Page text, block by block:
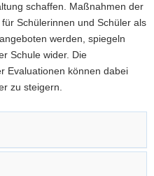
schaffen. Maßnahmen der
Schülerinnen und Schüler als
werden, spiegeln
Schule wider. Die
Evaluationen können dabei
zu steigern.